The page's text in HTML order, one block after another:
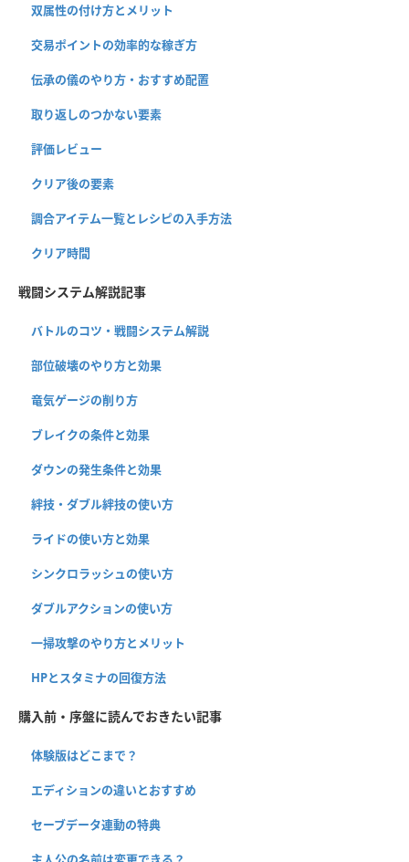
双属性の付け方とメリット
交易ポイントの効率的な稼ぎ方
伝承の儀のやり方・おすすめ配置
取り返しのつかない要素
評価レビュー
クリア後の要素
調合アイテム一覧とレシピの入手方法
クリア時間
戦闘システム解説記事
バトルのコツ・戦闘システム解説
部位破壊のやり方と効果
竜気ゲージの削り方
ブレイクの条件と効果
ダウンの発生条件と効果
絆技・ダブル絆技の使い方
ライドの使い方と効果
シンクロラッシュの使い方
ダブルアクションの使い方
一掃攻撃のやり方とメリット
HPとスタミナの回復方法
購入前・序盤に読んでおきたい記事
体験版はどこまで？
エディションの違いとおすすめ
セーブデータ連動の特典